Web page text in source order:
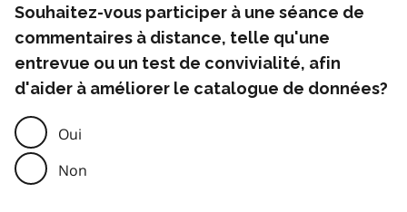
Souhaitez-vous participer à une séance de
commentaires à distance, telle qu'une
entrevue ou un test de convivialité, afin
d'aider à améliorer le catalogue de données?
Oui
Non